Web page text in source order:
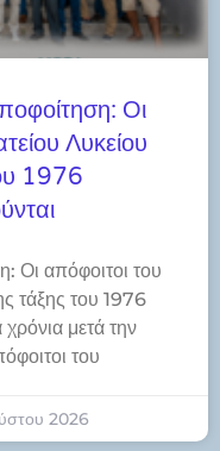
Οι
Λυκείου
1976
Οι απόφοιτοι του
τάξης του 1976
μετά την
του
2026